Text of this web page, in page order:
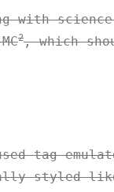
science
2, which
tag
styled